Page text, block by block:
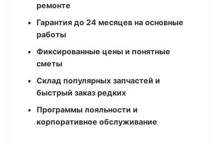
ремонте
Гарантия до 24 месяцев на основные
работы
Фиксированные цены и понятные
сметы
Склад популярных запчастей и
быстрый заказ редких
Программы лояльности и
корпоративное обслуживание